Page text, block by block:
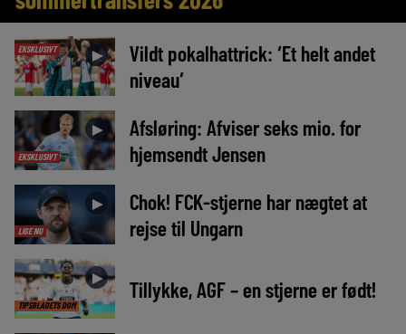
EKSKLUSIVT ►
Vildt pokalhattrick: ‘Et helt andet
niveau’
EKSKLUSIVT
►
Afsløring: Afviser seks mio. for
hjemsendt Jensen
LIGE NU
►
Chok! FCK-stjerne har nægtet at
rejse til Ungarn
TIPSBLADETS DOM
► Tillykke, AGF – en stjerne er født!